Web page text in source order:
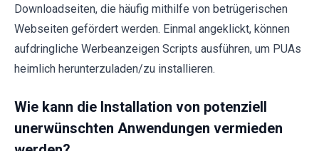
Downloadseiten, die häufig mithilfe von betrügerischen
Webseiten gefördert werden. Einmal angeklickt, können
aufdringliche Werbeanzeigen Scripts ausführen, um PUAs
heimlich herunterzuladen/zu installieren.
Wie kann die Installation von potenziell
unerwünschten Anwendungen vermieden